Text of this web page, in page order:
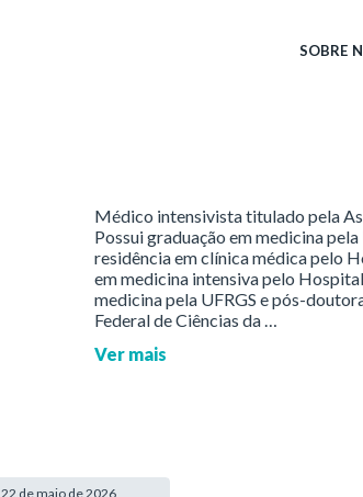
SOBRE
Médico intensivista titulado pela
Possui graduação em medicina
residência em clínica médica pelo
em medicina intensiva pelo
medicina pela UFRGS e pós-
Federal de Ciências da …
Ver mais
22 de maio de 2026